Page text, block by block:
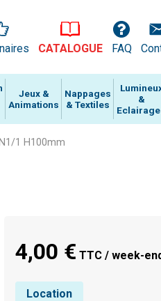
CATALOGUE FAQ
Jeux &
Animations
Nappages
& Textiles
&
1 H100mm
4,00 € TTC / week-
Location